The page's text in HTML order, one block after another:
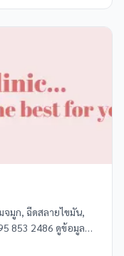
จมูก, ฉีดสลายไขมัน,
853 2486 ดูข้อมูล